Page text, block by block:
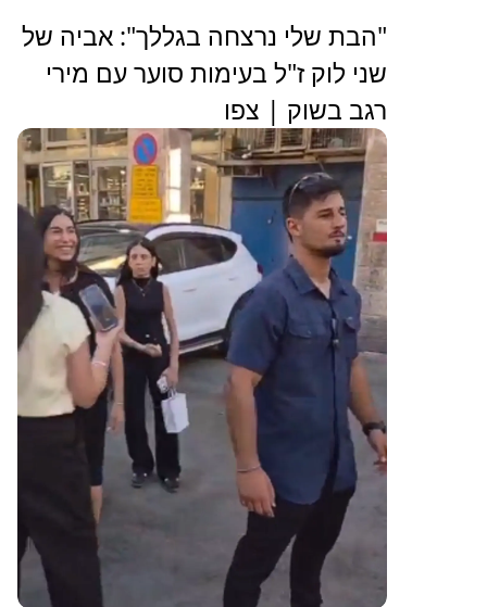
"הבת שלי נרצחה בגללך": אביה של
שני לוק ז"ל בעימות סוער עם מירי
רגב בשוק | צפו